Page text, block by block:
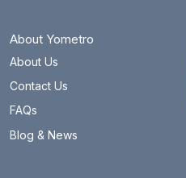
About Yometro
About Us
Contact Us
FAQs
Blog & News